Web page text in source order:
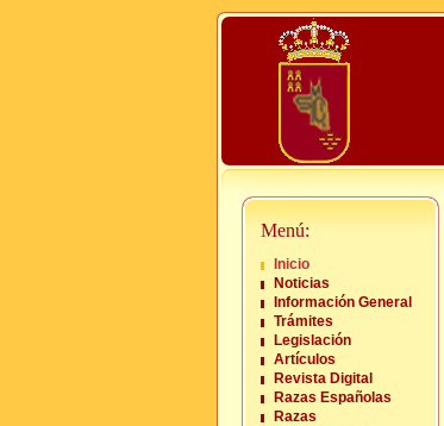
Menú:
Inicio
Noticias
Información General
Trámites
Legislación
Artículos
Revista Digital
Razas Españolas
Razas